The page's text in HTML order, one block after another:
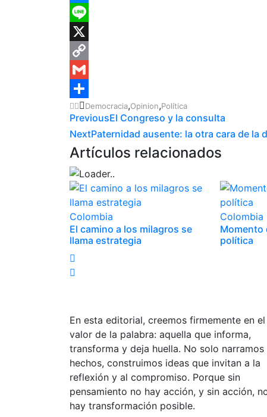
Messenger
Line
X
Copy
Link
Gmail
Compartir
Democracia,Opinion,Política
PreviousEl Congreso y la consulta
NextPaternidad ausente: la otra cara de la
Artículos relacionados
Colombia
El camino a los milagros se
llama estrategia
Colombia
Momento
política
En esta editorial, creemos firmemente en el
valor de la palabra: aquella que informa,
transforma y deja huella. No solo narramos
hechos, construimos ideas que invitan a la
reflexión y al compromiso. Porque sin
pensamiento no hay acción, y sin acción,
hay transformación posible.